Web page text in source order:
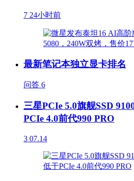
7 24小时前
最新笔记本独立显卡排名
问答 6
三星PCIe 5.0旗舰SSD
PCIe 4.0前代990 PRO
3 07.14